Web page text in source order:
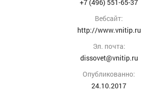
+7 (496) 551-65-37
Вебсайт:
http://www.vnitip.ru
Эл. почта:
dissovet@vnitip.ru
Опубликованно:
24.10.2017